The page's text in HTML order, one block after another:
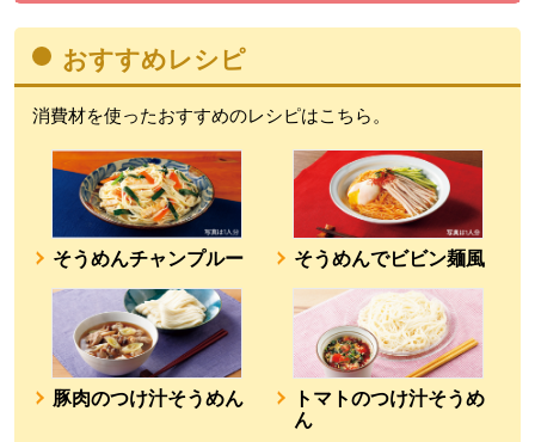
おすすめレシピ
消費材を使ったおすすめのレシピはこちら。
そうめんチャンプルー そうめんでビビン麺風
豚肉のつけ汁そうめん
トマトのつけ汁そうめ
ん